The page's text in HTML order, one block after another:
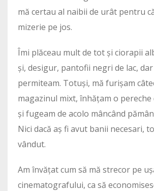
mă certau al naibii de urât pentru
mizerie pe jos.
Îmi plăceau mult de tot și ciorapii
și, desigur, pantofii negri de lac,
permiteam. Totuși, mă furișam
magazinul mixt, înhățam o pereche
și fugeam de acolo mâncând
Nici dacă aș fi avut banii necesari,
vândut.
Am învățat cum să mă strecor pe
cinematografului, ca să